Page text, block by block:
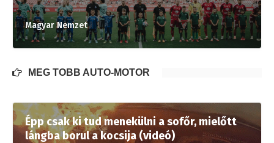
Magyar Nemzet
MÉG TÖBB AUTÓ-MOTOR
Épp csak ki tud menekülni a sofőr, mielőtt
lángba borul a kocsija (videó)